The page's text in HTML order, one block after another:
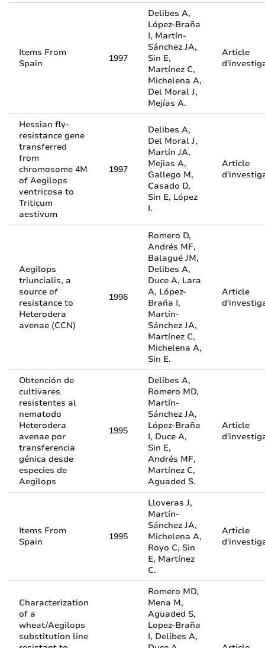
Items From
Spain
1997
Delibes A,
López-Braña
I, Martín-
Sánchez JA,
Sin E,
Martínez C,
Michelena A,
Del Moral J,
Mejías A.
Article
Hessian fly-
resistance gene
transferred
from
chromosome 4M
of Aegilops
ventricosa to
Triticum
aestivum
1997
Delibes A,
Del Moral J,
Martín JA,
Mejias A,
Gallego M,
Casado D,
Sin E, López
I.
Article
Aegilops
triuncialis, a
source of
resistance to
Heterodera
avenae (CCN)
1996
Romero D,
Andrés MF,
Balagué JM,
Delibes A,
Duce A, Lara
A, López-
Braña I,
Martín-
Sánchez JA,
Martínez C,
Michelena A,
Sin E.
Article
Obtención de
cultivares
resistentes al
nematodo
Heterodera
avenae por
transferencia
génica desde
especies de
Aegilops
1995
Delibes A,
Romero MD,
Martín-
Sánchez JA,
López-Braña
I, Duce A,
Sin E,
Andrés MF,
Martínez C,
Aguaded S.
Article
Items From
Spain
1995
Lloveras J,
Martín-
Sánchez JA,
Michelena A,
Royo C, Sin
E, Martínez
C.
Article
Characterization
of a
wheat/Aegilops
substitution line
Romero MD,
Mena M,
Aguaded S,
Lopez-Braña
I, Delibes A,